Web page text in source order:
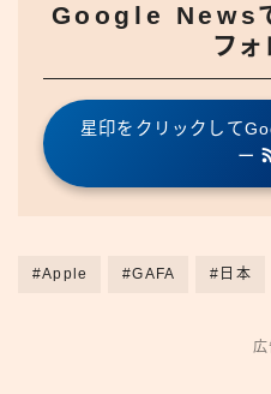
Google News
フ
星印をクリックして
ー
#Apple #GAFA #日本